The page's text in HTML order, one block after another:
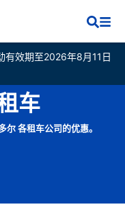
有效期至2026年8月11日
车
各租车公司的优惠。